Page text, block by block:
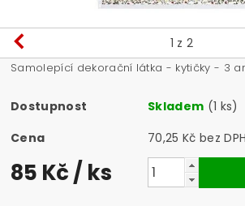
1 z 2
Samolepící dekorační látka - kytičky - 3
Dostupnost Skladem (1 ks)
Cena
70,25 Kč bez DPH
85 Kč/ ks